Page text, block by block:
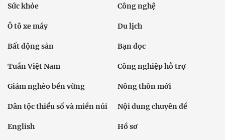
Sức khỏe Công nghệ
Ô tô xe máy Du lịch
Bất động sản Bạn đọc
Tuần Việt Nam Công nghiệp hỗ trợ
Giảm nghèo bền vững Nông thôn mới
Dân tộc thiểu số và miền núi Nội dung chuyên đề
English Hồ sơ